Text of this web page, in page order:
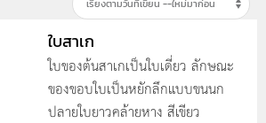
ใบสาเก
ใบของต้นสาเกเป็นใบเดี่ยว ลักษณะ
ของขอบใบเป็นหยักลึกแบบขนนก
ปลายใบยาวคล้ายหาง สีเขียว